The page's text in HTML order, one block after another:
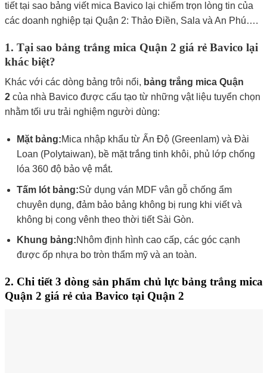
tiết tại sao bảng viết mica Bavico lại chiếm trọn lòng tin của
các doanh nghiệp tại Quận 2: Thảo Điền, Sala và An Phú….
1. Tại sao bảng trắng mica Quận 2 giá rẻ Bavico lại
khác biệt?
Khác với các dòng bảng trôi nổi, bảng trắng mica Quận
2của nhà Bavico được cấu tạo từ những vật liệu tuyển chọn
nhằm tối ưu trải nghiệm người dùng:
Mặt bảng:Mica nhập khẩu từ Ấn Độ (Greenlam) và Đài
Loan (Polytaiwan), bề mặt trắng tinh khôi, phủ lớp chống
lóa 360 độ bảo vệ mắt.
Tấm lót bảng:Sử dụng ván MDF vân gỗ chống ẩm
chuyên dụng, đảm bảo bảng không bị rung khi viết và
không bị cong vênh theo thời tiết Sài Gòn.
Khung bảng:Nhôm định hình cao cấp, các góc cạnh
được ốp nhựa bo tròn thẩm mỹ và an toàn.
2. Chi tiết 3 dòng sản phẩm chủ lực bảng trắng mica
Quận 2 giá rẻ của Bavico tại Quận 2